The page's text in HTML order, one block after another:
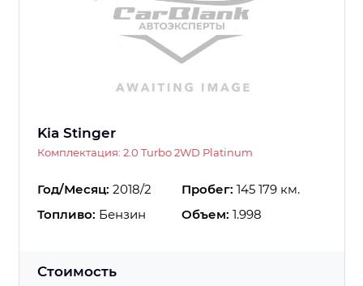
Kia Stinger
Комплектация: 2.0 Turbo 2WD Platinum
Год/Месяц: 2018/2 Пробег: 145 179 км.
Топливо: Бензин Объем: 1.998
Стоимость